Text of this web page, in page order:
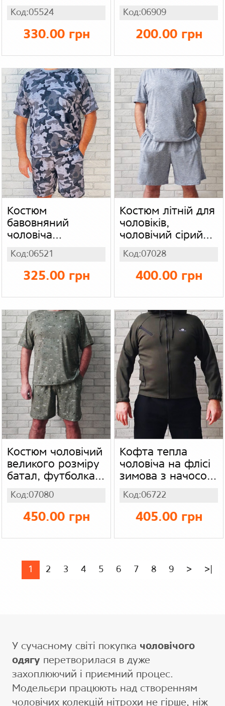
Код:05524
330.00 грн
олія з кишенями
пояс на гумці,
яскрава
Код:06909
200.00 грн
Костюм
бавовняний
чоловіча
футболка і шорти
з кишенями
камуфляж сірий і
зелений, бавовна
Код:06521
325.00 грн
Костюм літній для
чоловіків,
чоловічий сірий
комплект
футболка та
шорти з
кишенями, кулір
Код:07028
400.00 грн
Костюм чоловічий
великого розміру
батал, футболка
та шорти з
кишенями літній
легкий комплект
для чоловіків,
колір трикотаж
Код:07080
450.00 грн
Кофта тепла
чоловіча на флісі
зимова з начосом,
термо дайвінг
Tech Fleec на
блискавці з
капюшоном та
бічними кишенями
Код:06722
405.00 грн
1 2 3 4 5 6 7 8 9 > >|
У сучасному світі покупка чоловічого
одягу перетворилася в дуже
захоплюючий і приємний процес.
Модельєри працюють над створенням
чоловічих колекцій нітрохи не гірше, ніж